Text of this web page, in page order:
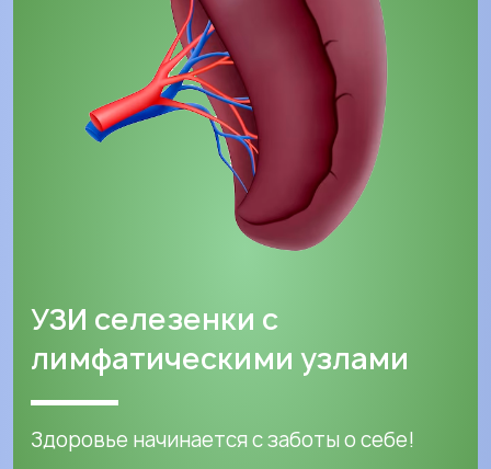
УЗИ селезенки с
лимфатическими узлами
Здоровье начинается с заботы о себе!